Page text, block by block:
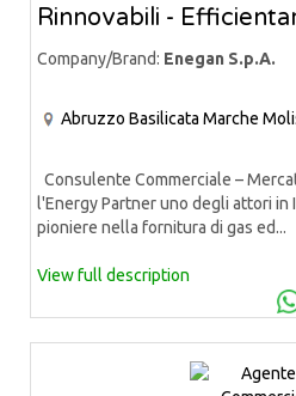
Rinnovabili -
Company/Brand: Enegan S.p.A.
Abruzzo Basilicata Marche
Consulente Commerciale –
l'Energy Partner uno degli attori in
pioniere nella fornitura di gas ed...
View full description